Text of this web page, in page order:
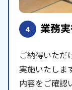
4 業務
ご納得いただ
実施いたしま
内容をご確認